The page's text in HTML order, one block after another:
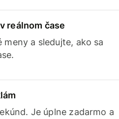
reálnom čase
a sledujte, ako sa
Je úplne zadarmo a